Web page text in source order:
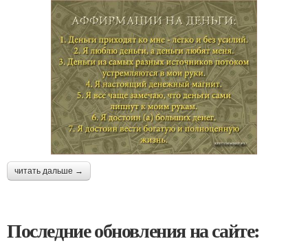
читать дальше →
Последние обновления на сайте: